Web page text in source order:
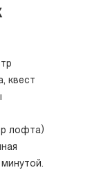
квест
лофта)